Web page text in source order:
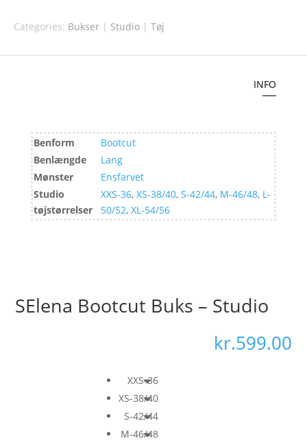
Categories: Bukser | Studio | Tøj
INFO
Benform
Bootcut
Benlængde
Lang
Mønster
Ensfarvet
Studio
tøjstørrelser
XXS-36, XS-38/40, S-42/44, M-46/48, L-
50/52, XL-54/56
SElena Bootcut Buks – Studio
kr.599.00
XXS-36
XS-38/40
S-42/44
M-46/48